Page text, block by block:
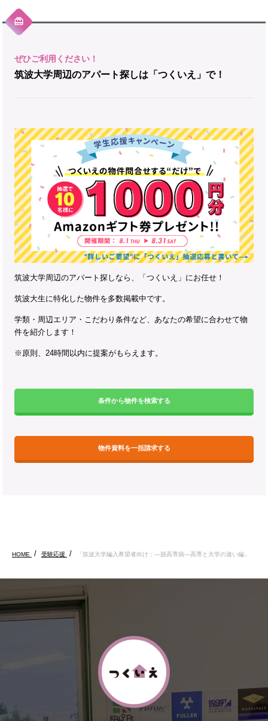
筑波大学周辺のアパート探しは「つくいえ」で！
筑波大学周辺のアパート探しなら、「つくいえ」にお任せ！
筑波大生に特化した物件を多数掲載中です。
学類・周辺エリア・こだわり条件など、あなたの希望に合わせて物
件を紹介します！
※原則、24時間以内に提案がもらえます。
条件から物件を検索する
物件資料を一括請求する
HOME 受験応援 「筑波大学編入希望者向け：―脱高専病―高専と大学の違い編」